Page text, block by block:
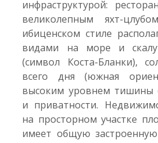
инфраструктурой:
великолепным яхт-
ибиценском стиле
видами на море и
(символ Коста-Бланки),
всего дня (южная
высоким уровнем тишины
и приватности.
на просторном участке
имеет общую